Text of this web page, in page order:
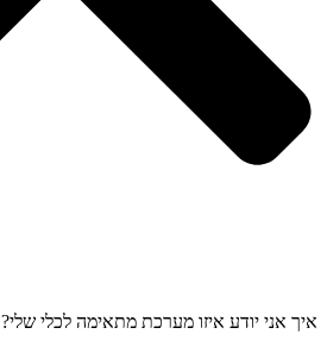
איך אני יודע איזו מערכת מתאימה לכלי שלי?